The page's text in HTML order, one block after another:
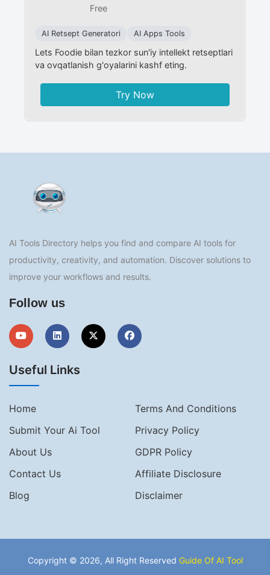
Free
AI Retsept Generatori AI Apps Tools
Lets Foodie bilan tezkor sun'iy intellekt retseptlari
va ovqatlanish g'oyalarini kashf eting.
Try Now
AI Tools Directory helps you find and compare AI tools for
productivity, creativity, and automation. Discover solutions to
improve your workflows and results.
Follow us
Useful Links
Home
Terms And Conditions
Submit Your Ai Tool
Privacy Policy
About Us
GDPR Policy
Contact Us
Affiliate Disclosure
Blog
Disclaimer
Copyright © 2026, All Right Reserved Guide Of AI Tool